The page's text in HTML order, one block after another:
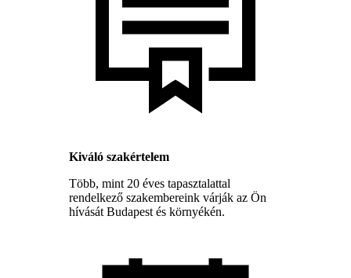
Kiváló szakértelem
Több, mint 20 éves tapasztalattal
rendelkező szakembereink várják az Ön
hívását Budapest és környékén.